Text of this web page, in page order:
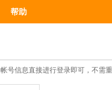
帮助
号信息直接进行登录即可，不需